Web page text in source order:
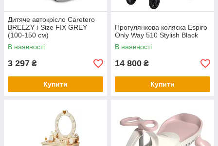
Дитяче автокрісло Caretero
BREEZY i-Size FIX GREY
(100-150 см)
В наявності
3 297 ₴
Купити
Прогулянкова коляска Espiro
Only Way 510 Stylish Black
В наявності
14 800 ₴
Купити